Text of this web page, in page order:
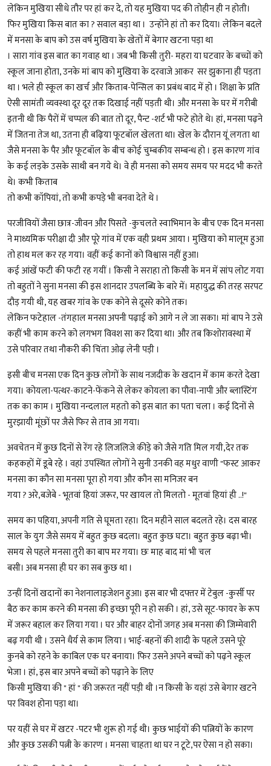
लेकिन मुखिया सीधे तौर पर हां कर दे, तो यह मुखिया पद की तोहीन ही न होती।
फिर मुखिया किस बात का ? सवाल बड़ा था । उन्होंने हां तो कर दिया। लेकिन बदले
में मनसा के बाप को उस वर्ष मुखिया के खेतों में बेगार खटना पड़ा था
। सारा गांव इस बात का गवाह था । जब भी किसी तुरी- महरा या घटवार के बच्चों को
स्कूल जाना होता, उनके मां बाप को मुखिया के दरवाजे आकर सर झुकाना ही पड़ता
था । भले ही स्कूल का खर्च और किताब-पेन्सिल का प्रबंध बाद में हो । शिक्षा के प्रति
ऐसी सामंती व्यवस्था दूर दूर तक दिखाई नहीं पड़ती थी। और मनसा के घर में गरीबी
इतनी थी कि पैरों में चप्पल की बात तो दूर, पैन्ट -शर्ट भी फटे होते थे। हां, मनसा पढ़ने
में जितना तेज था, उतना ही बढ़िया फूटबॉल खेलता था। खेल के दौरान यूं लगता था
जैसे मनसा के पैर और फूटबॉल के बीच कोई चुम्बकीय सम्बन्ध हो । इस कारण गांव
के कई लड़के उसके साथी बन गये थे। वे ही मनसा को समय समय पर मदद भी करते
थे। कभी किताब
तो कभी कॉपियां, तो कभी कपड़े भी बनवा देते थे ।
परजीवियों जैसा छात्र-जीवन और पिसते -कुचलते स्वाभिमान के बीच एक दिन मनसा
ने माध्यमिक परीक्षा दी और पूरे गांव में एक वही प्रथम आया । मुखिया को मालूम हुआ
तो हाथ मल कर रह गया। वहीं कई कानों को विश्वास नहीं हुआ।
कई आंखें फटी की फटी रह गयीं । किसी ने सराहा तो किसी के मन में सांप लोट गया
तो बहुतों ने सुना मनसा की इस शानदार उपलब्धि के बारे में। महायुद्ध की तरह सरपट
दौड़ गयी थी, यह खबर गांव के एक कोने से दूसरे कोने तक।
लेकिन फटेहाल -तंगहाल मनसा अपनी पढ़ाई को आगे न ले जा सका। मां बाप ने उसे
कहीं भी काम करने को लगभग विवश सा कर दिया था। और तब किशोरावस्था में
उसे परिवार तथा नौकरी की चिंता ओढ़ लेनी पड़ी ।
इसी बीच मनसा एक दिन कुछ लोगों के साथ नजदीक के खदान में काम करते देखा
गया। कोयला-पत्थर-काटने-फेंकने से लेकर कोयला का पौवा-नापी और ब्लास्टिंग
तक का काम । मुखिया नन्दलाल महतो को इस बात का पता चला । कई दिनों से
मुरझायी मूंछों पर जैसे फिर से ताव आ गया।
अवचेतन में कुछ दिनों से रेंग रहे लिजलिजे कीड़े को जैसे गति मिल गयी,देर तक
कहकहों में डूबे रहे । वहां उपस्थित लोगों ने सुनी उनकी वह मधुर वाणी "फस्ट आकर
मनसा का कौन सा मनसा पूरा हो गया और कौन सा मनिजर बन
गया ? अरे,बजेबे - भूतवां हियां जरूर, पर खायल तो मिलतो - मूतवां हियां ही ..!"
समय का पहिया, अपनी गति से घूमता रहा। दिन महीने साल बदलते रहे। दस बारह
साल के युग जैसे समय में बहुत कुछ बदला। बहुत कुछ घटा। बहुत कुछ बढ़ा भी।
समय से पहले मनसा तुरी का बाप मर गया। छः माह बाद मां भी चल
बसी। अब मनसा ही घर का सब कुछ था ।
उन्हीं दिनों खदानों का नेशनालाइजेशन हुआ। इस बार भी दफ्तर में टेबुल -कुर्सी पर
बैठ कर काम करने की मनसा की इच्छा पूरी न हो सकी । हां, उसे सूट-फायर के रूप
में जरूर बहाल कर लिया गया । घर और बाहर दोनों जगह अब मनसा की जिम्मेवारी
बढ़ गयी थी । उसने धैर्य से काम लिया । भाई-बहनों की शादी के पहले उसने पूरे
कुनबे को रहने के काबिल एक घर बनाया। फिर उसने अपने बच्चों को पढ़ने स्कूल
भेजा । हां, इस बार अपने बच्चों को पढ़ाने के लिए
किसी मुखिया की " हां " की जरूरत नहीं पड़ी थी ।न किसी के यहां उसे बेगार खटने
पर विवश होना पड़ा था।
पर यहीं से घर में खटर -पटर भी शुरू हो गई थी। कुछ भाईयों की पत्नियों के कारण
और कुछ उसकी पत्नी के कारण । मनसा चाहता था घर न टूटे,पर ऐसा न हो सका।